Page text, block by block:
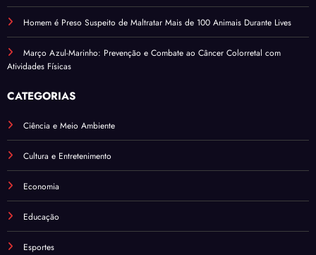
Homem é Preso Suspeito de Maltratar Mais de 100 Animais Durante Lives
Março Azul-Marinho: Prevenção e Combate ao Câncer Colorretal com
Atividades Físicas
CATEGORIAS
Ciência e Meio Ambiente
Cultura e Entretenimento
Economia
Educação
Esportes